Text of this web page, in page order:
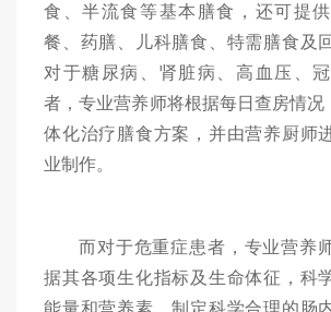
食、半流食等基本膳食 ， 还可提
餐、药膳、儿科膳食、特需膳食及
对于糖尿病、肾脏病、高血压、
者，专业营养师将根据每日查房情况
体化治疗膳食方案，并由营养厨师
业制作。
而对于危重症患者，专业营养
据其各项生化指标及生命体征，科
能量和营养素，制定科学合理的肠